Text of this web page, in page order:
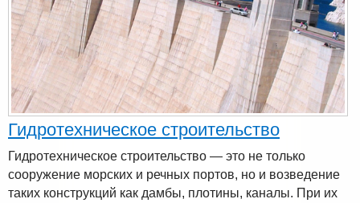
Гидротехническое строительство
Гидротехническое строительство — это не только
сооружение морских и речных портов, но и возведение
таких конструкций как дамбы, плотины, каналы. При их